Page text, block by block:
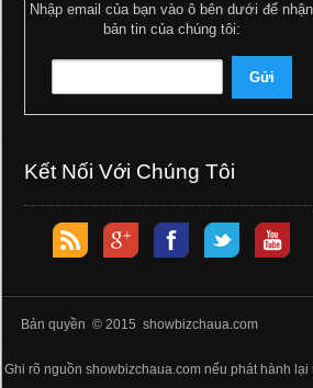
Nhập email của bạn vào ô bên dưới để nhận
bản tin của chúng tôi:
Kết Nối Với Chúng Tôi
Bản quyền © 2015 showbizchaua.com
Ghi rõ nguồn showbizchaua.com nếu phát hành